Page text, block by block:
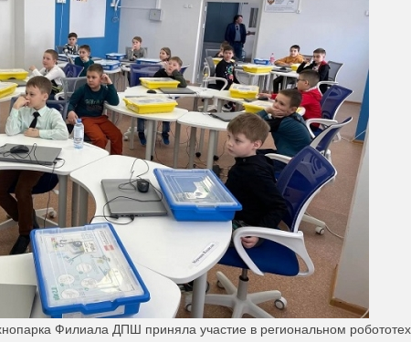
Филиала ДПШ приняла участие в региональном